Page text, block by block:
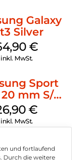
und fortlaufend
Durch die weitere
Galaxy
Silver
€
inkl. MwSt.
Sport
mm S/M
Watch4
Graphite
€
inkl. MwSt.